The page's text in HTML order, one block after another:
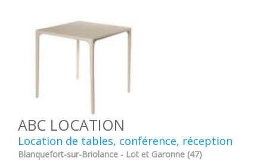
ABC LOCATION
Location de tables, conférence, réception
Blanquefort-sur-Briolance - Lot et Garonne (47)